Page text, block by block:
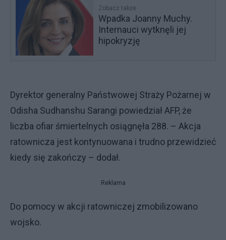
Zobacz także
Wpadka Joanny Muchy.
Internauci wytknęli jej
hipokryzję
Dyrektor generalny Państwowej Straży Pożarnej w
Odisha Sudhanshu Sarangi powiedział AFP, że
liczba ofiar śmiertelnych osiągnęła 288. – Akcja
ratownicza jest kontynuowana i trudno przewidzieć
kiedy się zakończy – dodał.
Reklama
Do pomocy w akcji ratowniczej zmobilizowano
wojsko.